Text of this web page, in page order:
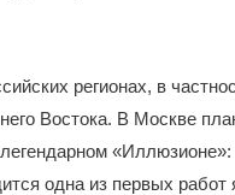
регионах, в
Востока. В Москве
«Иллюзионе»:
одна из первых работ